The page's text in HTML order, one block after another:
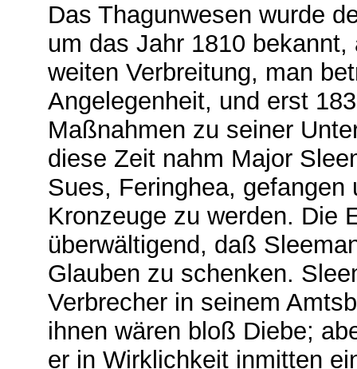
Das Thagunwesen wurde
um das Jahr 1810
weiten Verbreitung, man
Angelegenheit, und erst
Maßnahmen zu seiner
diese Zeit nahm Major
Sues, Feringhea,
Kronzeuge zu werden. Die
überwältigend, daß
Glauben zu schenken.
Verbrecher in seinem
ihnen wären bloß Diebe;
er in Wirklichkeit inmitten